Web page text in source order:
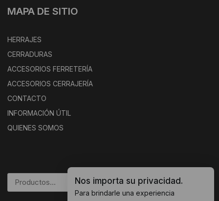
MAPA DE SITIO
HERRAJES
CERRADURAS
ACCESORIOS FERRETERÍA
ACCESORIOS CERRAJERÍA
CONTACTO
INFORMACIÓN ÚTIL
QUIENES SOMOS
BUSCAR
Nos importa su privacidad.
Para brindarle una experiencia